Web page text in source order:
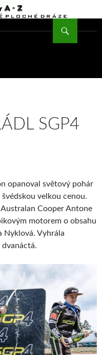
SGP4
opanoval světový pohár
velkou cenou.
Cooper Antone
motorem o obsahu
Nyklová. Vyhrála